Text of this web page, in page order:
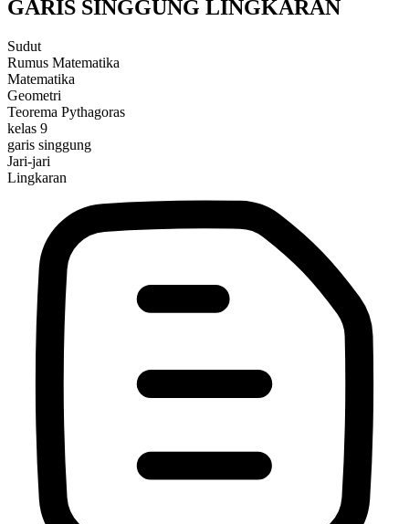
GARIS SINGGUNG LINGKARAN
Sudut
Rumus Matematika
Matematika
Geometri
Teorema Pythagoras
kelas 9
garis singgung
Jari-jari
Lingkaran